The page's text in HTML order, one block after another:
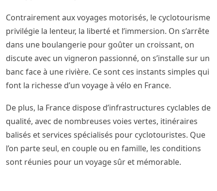
Contrairement aux voyages motorisés, le cyclotourisme
privilégie la lenteur, la liberté et l’immersion. On s’arrête
dans une boulangerie pour goûter un croissant, on
discute avec un vigneron passionné, on s’installe sur un
banc face à une rivière. Ce sont ces instants simples qui
font la richesse d’un voyage à vélo en France.
De plus, la France dispose d’infrastructures cyclables de
qualité, avec de nombreuses voies vertes, itinéraires
balisés et services spécialisés pour cyclotouristes. Que
l’on parte seul, en couple ou en famille, les conditions
sont réunies pour un voyage sûr et mémorable.